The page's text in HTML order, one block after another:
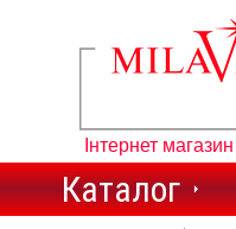
Інтернет
Каталог